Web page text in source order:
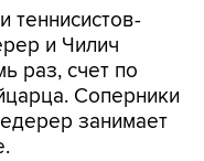
теннисистов-
и Чилич
раз, счет по
Соперники
занимает